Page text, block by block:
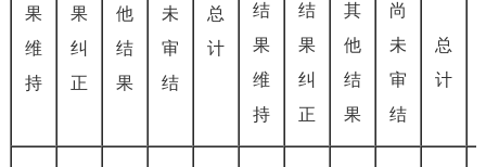
果
维
持
果
纠
正
他
结
果
未
审
结
总
计
结
果
维
持
结
果
纠
正
其
他
结
果
尚
未
审
结
总
计